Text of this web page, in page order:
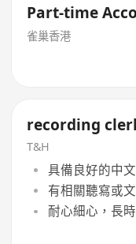
Part-time
雀巢香港
recording
T&H
具備良好的中
有相關聽寫或
耐心細心，長